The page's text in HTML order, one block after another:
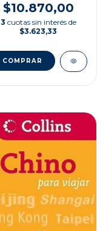
$10.870,00
3 cuotas sin interés de
$3.623,33